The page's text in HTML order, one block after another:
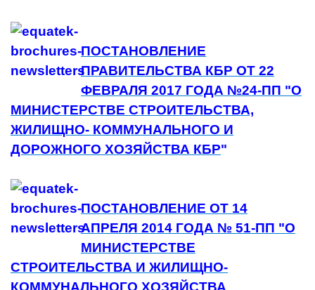
ПОСТАНОВЛЕНИЕ
ПРАВИТЕЛЬСТВА КБР ОТ 22
ФЕВРАЛЯ 2017 ГОДА №24-ПП "О
МИНИСТЕРСТВЕ СТРОИТЕЛЬСТВА,
ЖИЛИЩНО- КОММУНАЛЬНОГО И
ДОРОЖНОГО ХОЗЯЙСТВА КБР"
ПОСТАНОВЛЕНИЕ ОТ 14
АПРЕЛЯ 2014 ГОДА № 51-ПП "О
МИНИСТЕРСТВЕ
СТРОИТЕЛЬСТВА И ЖИЛИЩНО-
КОММУНАЛЬНОГО ХОЗЯЙСТВА